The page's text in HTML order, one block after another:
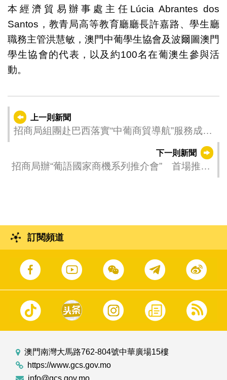
本經濟貿易辦事處主任Lúcia Abrantes dos
Santos，教青局高等教育廳廳長許嘉路、學生廳
職務主管洪慧敏，澳門中葡學生協會及波爾圖澳門
學生協會的代表，以及約100名在葡澳生參與活
動。
上一則新聞
招商局組團赴巴西落實“中葡商貿導航”服務成果
下一則新聞
招商局辦“葡語國家商機系列推介會” 首場推介
訂閱頻道
澳門南灣大馬路762-804號中華廣場15樓
https://www.gcs.gov.mo